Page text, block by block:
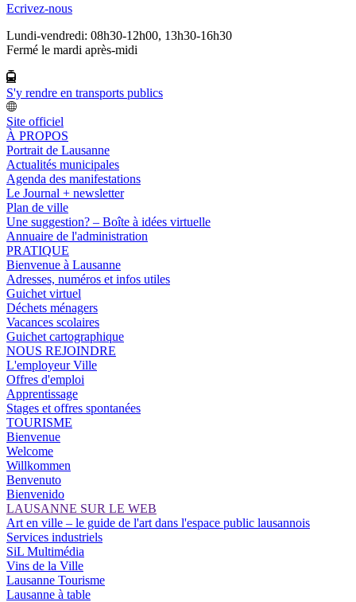
Ecrivez-nous
Lundi-vendredi: 08h30-12h00, 13h30-16h30
Fermé le mardi après-midi
S'y rendre en transports publics
Site officiel
À PROPOS
Portrait de Lausanne
Actualités municipales
Agenda des manifestations
Le Journal + newsletter
Plan de ville
Une suggestion? – Boîte à idées virtuelle
Annuaire de l'administration
PRATIQUE
Bienvenue à Lausanne
Adresses, numéros et infos utiles
Guichet virtuel
Déchets ménagers
Vacances scolaires
Guichet cartographique
NOUS REJOINDRE
L'employeur Ville
Offres d'emploi
Apprentissage
Stages et offres spontanées
TOURISME
Bienvenue
Welcome
Willkommen
Benvenuto
Bienvenido
LAUSANNE SUR LE WEB
Art en ville – le guide de l'art dans l'espace public lausannois
Services industriels
SiL Multimédia
Vins de la Ville
Lausanne Tourisme
Lausanne à table